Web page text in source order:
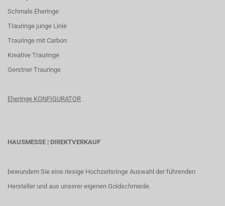
Schmale Eheringe
Trauringe junge Linie
Trauringe mit Carbon
Kreative Trauringe
Gerstner Trauringe
Eheringe KONFIGURATOR
HAUSMESSE | DIREKTVERKAUF
bewundern Sie eine riesige Hochzeitsringe Auswahl der führenden
Hersteller und aus unserer eigenen Goldschmiede.